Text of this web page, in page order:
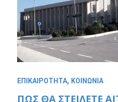
ΕΠΙΚΑΙΡΟΤΗΤΑ, ΚΟΙΝΩΝΙΑ
ΠΩΣ ΘΑ ΣΤΕΙΛΕΤΕ